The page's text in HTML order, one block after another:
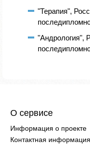
"Терапия",
"Андрология",
О сервисе
Информация о проекте
Контактная информация